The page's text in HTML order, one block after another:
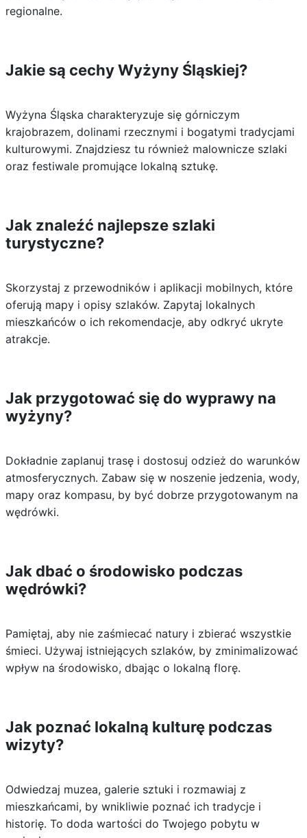
regionalne.
Jakie są cechy Wyżyny Śląskiej?
Wyżyna Śląska charakteryzuje się górniczym
krajobrazem, dolinami rzecznymi i bogatymi tradycjami
kulturowymi. Znajdziesz tu również malownicze szlaki
oraz festiwale promujące lokalną sztukę.
Jak znaleźć najlepsze szlaki
turystyczne?
Skorzystaj z przewodników i aplikacji mobilnych, które
oferują mapy i opisy szlaków. Zapytaj lokalnych
mieszkańców o ich rekomendacje, aby odkryć ukryte
atrakcje.
Jak przygotować się do wyprawy na
wyżyny?
Dokładnie zaplanuj trasę i dostosuj odzież do warunków
atmosferycznych. Zabaw się w noszenie jedzenia, wody,
mapy oraz kompasu, by być dobrze przygotowanym na
wędrówki.
Jak dbać o środowisko podczas
wędrówki?
Pamiętaj, aby nie zaśmiecać natury i zbierać wszystkie
śmieci. Używaj istniejących szlaków, by zminimalizować
wpływ na środowisko, dbając o lokalną florę.
Jak poznać lokalną kulturę podczas
wizyty?
Odwiedzaj muzea, galerie sztuki i rozmawiaj z
mieszkańcami, by wnikliwie poznać ich tradycje i
historię. To doda wartości do Twojego pobytu w